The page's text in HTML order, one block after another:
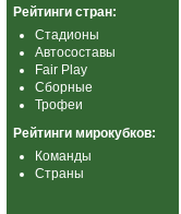
Рейтинги стран:
Стадионы
Автосоставы
Fair Play
Сборные
Трофеи
Рейтинги мирокубков:
Команды
Страны